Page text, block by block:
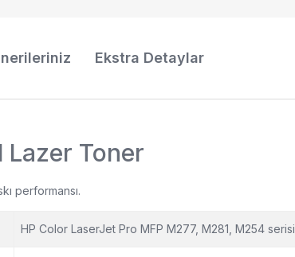
Ekstra Detaylar
Lazer Toner
performansı.
HP Color LaserJet Pro MFP M277, M281, M254 serisi